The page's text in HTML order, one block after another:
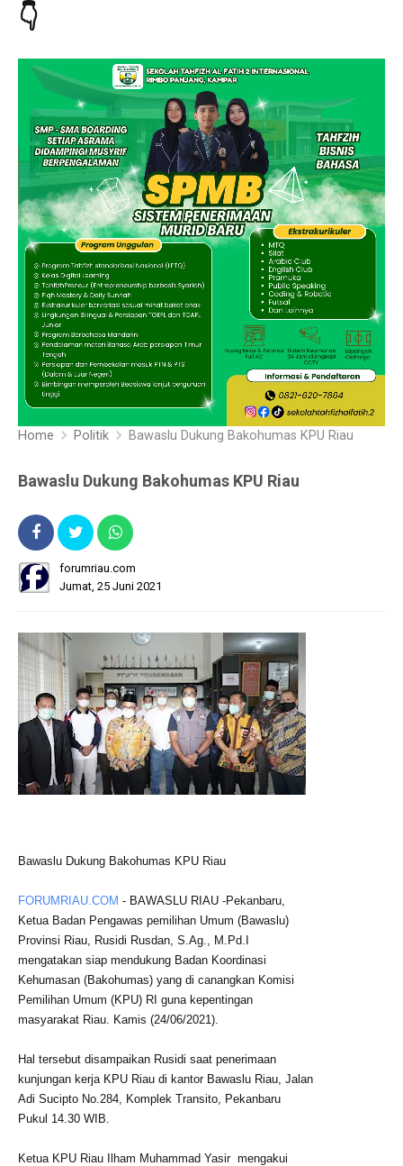
👇
Home Politik Bawaslu Dukung Bakohumas KPU Riau
Bawaslu Dukung Bakohumas KPU Riau
forumriau.com
Jumat, 25 Juni 2021
Bawaslu Dukung Bakohumas KPU Riau
FORUMRIAU.COM - BAWASLU RIAU -Pekanbaru,
Ketua Badan Pengawas pemilihan Umum (Bawaslu)
Provinsi Riau, Rusidi Rusdan, S.Ag., M.Pd.I
mengatakan siap mendukung Badan Koordinasi
Kehumasan (Bakohumas) yang di canangkan Komisi
Pemilihan Umum (KPU) RI guna kepentingan
masyarakat Riau. Kamis (24/06/2021).
Hal tersebut disampaikan Rusidi saat penerimaan
kunjungan kerja KPU Riau di kantor Bawaslu Riau, Jalan
Adi Sucipto No.284, Komplek Transito, Pekanbaru
Pukul 14.30 WIB.
Ketua KPU Riau Ilham Muhammad Yasir mengakui